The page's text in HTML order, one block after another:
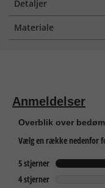
Detaljer
Materiale